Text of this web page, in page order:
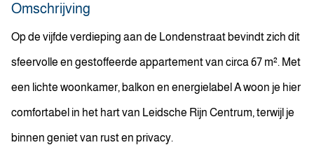
Omschrijving
Op de vijfde verdieping aan de Londenstraat bevindt zich dit
sfeervolle en gestoffeerde appartement van circa 67 m². Met
een lichte woonkamer, balkon en energielabel A woon je hier
comfortabel in het hart van Leidsche Rijn Centrum, terwijl je
binnen geniet van rust en privacy.